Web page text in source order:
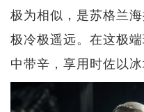
极为相似，是苏格兰
极冷极遥远。在这极
中带辛，享用时佐以冰